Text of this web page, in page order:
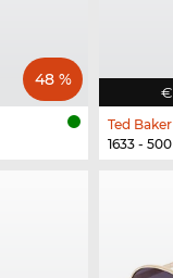
48 %
€
Ted Baker
1633 - 500